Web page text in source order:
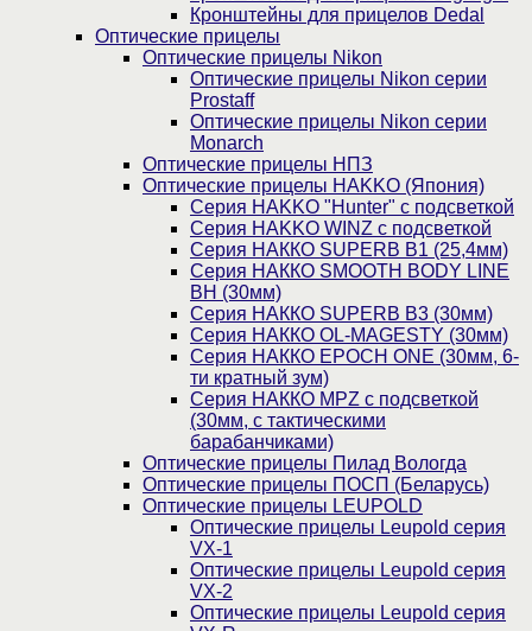
Кронштейны для прицелов Dedal
Оптические прицелы
Оптические прицелы Nikon
Оптические прицелы Nikon серии
Prostaff
Оптические прицелы Nikon серии
Monarch
Оптические прицелы НПЗ
Оптические прицелы HAKKO (Япония)
Cерия HAKKO "Hunter" с подсветкой
Серия НAKKO WINZ с подсветкой
Серия НАККО SUPERB B1 (25,4мм)
Серия НАККО SMOOTH BODY LINE
BH (30мм)
Серия НАККО SUPERB B3 (30мм)
Серия НАККО OL-MAGESTY (30мм)
Серия НАККО EPOCH ONE (30мм, 6-
ти кратный зум)
Серия НАККО MPZ с подсветкой
(30мм, c тактическими
барабанчиками)
Оптические прицелы Пилад Вологда
Оптические прицелы ПОСП (Беларусь)
Оптические прицелы LEUPOLD
Оптические прицелы Leupold серия
VX-1
Оптические прицелы Leupold серия
VX-2
Оптические прицелы Leupold серия